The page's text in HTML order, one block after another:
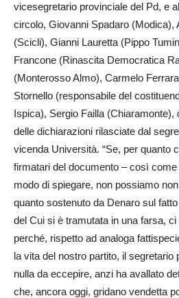
vicesegretario provinciale del Pd, e
circolo, Giovanni Spadaro (Modica),
(Scicli), Gianni Lauretta (Pippo
Francone (Rinascita Democratica
(Monterosso Almo), Carmelo
Stornello (responsabile del
Ispica), Sergio Failla (Chiaramonte),
delle dichiarazioni rilasciate dal
vicenda Università. “Se, per quanto
firmatari del documento – così
modo di spiegare, non possiamo
quanto sostenuto da Denaro sul
del Cui si è tramutata in una farsa,
perché, rispetto ad analoga
la vita del nostro partito, il segretario
nulla da eccepire, anzi ha avallato
che, ancora oggi, gridano vendetta